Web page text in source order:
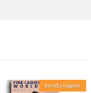
kendo nippon